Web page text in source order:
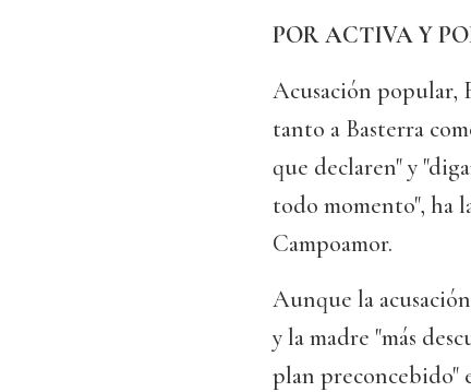
POR ACTIVA Y
Acusación popular,
tanto a Basterra
que declaren" y
todo momento", ha
Campoamor.
Aunque la
y la madre "más
plan preconcebido"